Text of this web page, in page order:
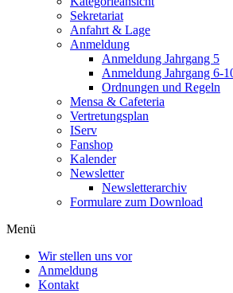
Sekretariat
Anfahrt & Lage
Anmeldung
Anmeldung Jahrgang 5
Anmeldung Jahrgang 6-
Ordnungen und Regeln
Mensa & Cafeteria
Vertretungsplan
IServ
Fanshop
Kalender
Newsletter
Newsletterarchiv
Formulare zum Download
Menü
Wir stellen uns vor
Anmeldung
Kontakt